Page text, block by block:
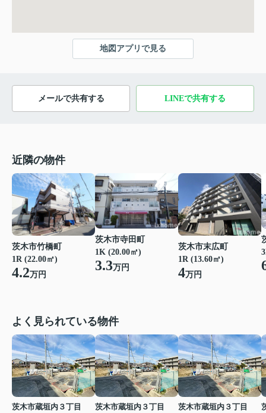
地図アプリで見る
メールで共有する LINEで共有する
近隣の物件
茨木市竹橋町
1R (22.00㎡)
4.2万円
茨木市寺田町
1K (20.00㎡)
3.3万円
茨木市末広町
1R (13.60㎡)
4万円
よく見られている物件
茨木市蔵垣内３丁目
茨木市蔵垣内３丁目
茨木市蔵垣内３丁目